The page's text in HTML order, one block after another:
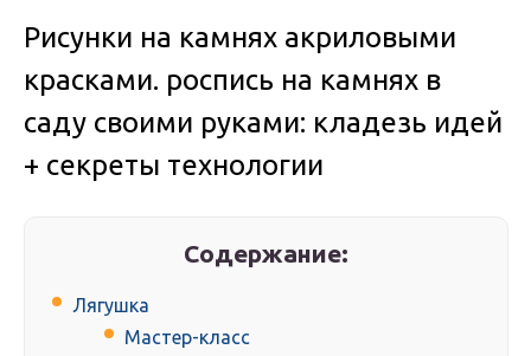
Рисунки на камнях акриловыми
красками. роспись на камнях в
саду своими руками: кладезь идей
+ секреты технологии
Содержание:
Лягушка
Мастер-класс